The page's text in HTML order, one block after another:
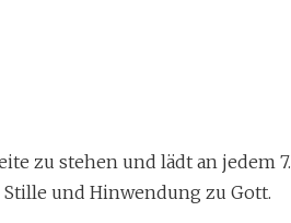
zu stehen und lädt an jedem 7.
und Hinwendung zu Gott.